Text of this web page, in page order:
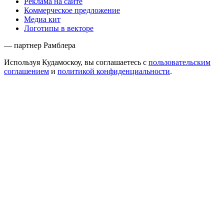
Коммерческое предложение
Медиа кит
Логотипы в векторе
— партнер Рамблера
Используя Кудамоскоу, вы соглашаетесь с пользовательским
соглашением и политикой конфиденциальности.